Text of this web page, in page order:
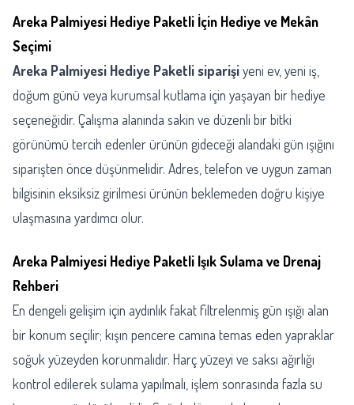
Areka Palmiyesi Hediye Paketli İçin Hediye ve Mekân
Seçimi
Areka Palmiyesi Hediye Paketli siparişiyeni ev, yeni iş,
doğum günü veya kurumsal kutlama için yaşayan bir hediye
seçeneğidir. Çalışma alanında sakin ve düzenli bir bitki
görünümü tercih edenler ürünün gideceği alandaki gün ışığını
siparişten önce düşünmelidir. Adres, telefon ve uygun zaman
bilgisinin eksiksiz girilmesi ürünün beklemeden doğru kişiye
ulaşmasına yardımcı olur.
Areka Palmiyesi Hediye Paketli Işık Sulama ve Drenaj
Rehberi
En dengeli gelişim için aydınlık fakat filtrelenmiş gün ışığı alan
bir konum seçilir; kışın pencere camına temas eden yapraklar
soğuk yüzeyden korunmalıdır. Harç yüzeyi ve saksı ağırlığı
kontrol edilerek sulama yapılmalı, işlem sonrasında fazla su